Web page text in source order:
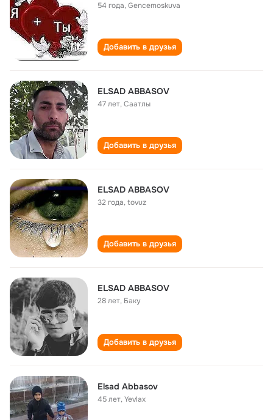
54 года,Gencemoskuva
Добавить в друзья
ELSAD ABBASOV
47 лет,Саатлы
Добавить в друзья
ELSAD ABBASOV
32 года,tovuz
Добавить в друзья
ELSAD ABBASOV
28 лет, Баку
Добавить в друзья
Elsad Abbasov
45 лет,Yevlax